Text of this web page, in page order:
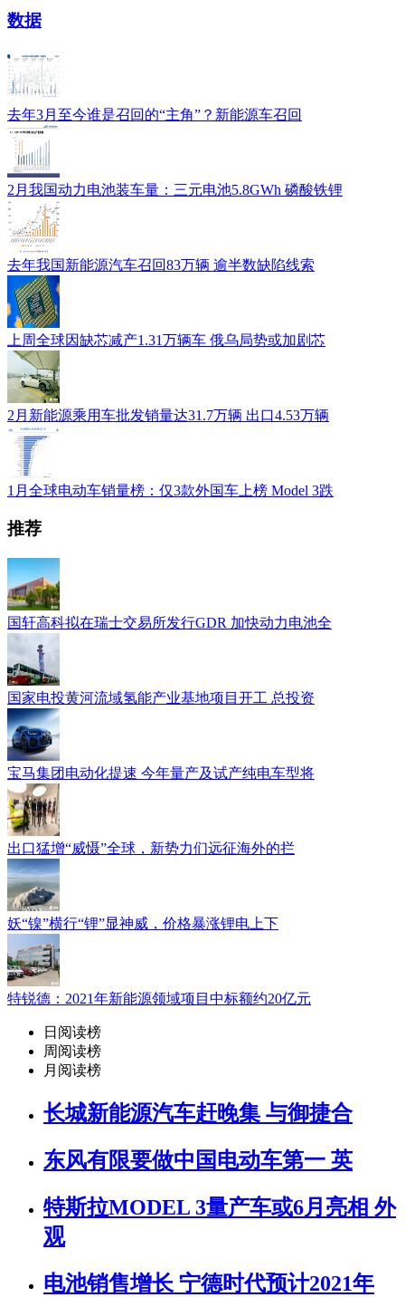
数据
去年3月至今谁是召回的“主角”？新能源车召回
2月我国动力电池装车量：三元电池5.8GWh 磷酸铁锂
去年我国新能源汽车召回83万辆 逾半数缺陷线索
上周全球因缺芯减产1.31万辆车 俄乌局势或加剧芯
2月新能源乘用车批发销量达31.7万辆 出口4.53万辆
1月全球电动车销量榜：仅3款外国车上榜 Model 3跌
推荐
国轩高科拟在瑞士交易所发行GDR 加快动力电池全
国家电投黄河流域氢能产业基地项目开工 总投资
宝马集团电动化提速 今年量产及试产纯电车型将
出口猛增“威慑”全球，新势力们远征海外的拦
妖“镍”横行“锂”显神威，价格暴涨锂电上下
特锐德：2021年新能源领域项目中标额约20亿元
日阅读榜
周阅读榜
月阅读榜
长城新能源汽车赶晚集 与御捷合
东风有限要做中国电动车第一 英
特斯拉MODEL 3量产车或6月亮相 外
观
电池销售增长 宁德时代预计2021年